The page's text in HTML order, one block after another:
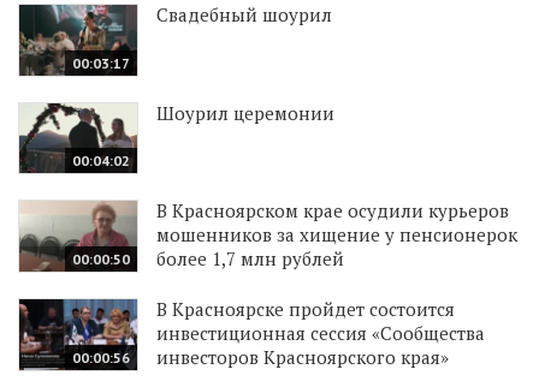
00:03:17
Свадебный шоурил
00:04:02
Шоурил церемонии
00:00:50
В Красноярском крае осудили курьеров
мошенников за хищение у пенсионерок
более 1,7 млн рублей
00:00:56
В Красноярске пройдет состоится
инвестиционная сессия «Сообщества
инвесторов Красноярского края»